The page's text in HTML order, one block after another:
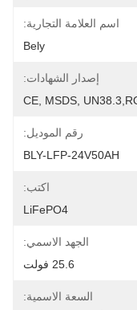
اسم العلامة التجارية:
Bely
إصدار الشهادات:
CE, MSDS,
رقم الموديل:
BLY-LFP-24V50AH
اكتب:
LiFePO4
الجهد الاسمي:
25.6 فولت
السعة الاسمية: